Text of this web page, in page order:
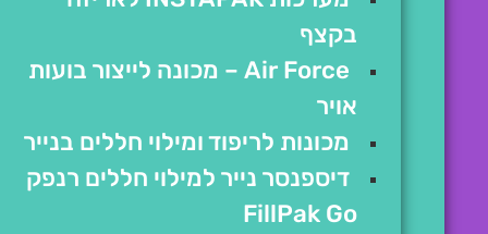
בקצף
Air Force – מכונה לייצור בועות
אויר
מכונות לריפוד ומילוי חללים בנייר
דיספנסר נייר למילוי חללים רנפק
FillPak Go